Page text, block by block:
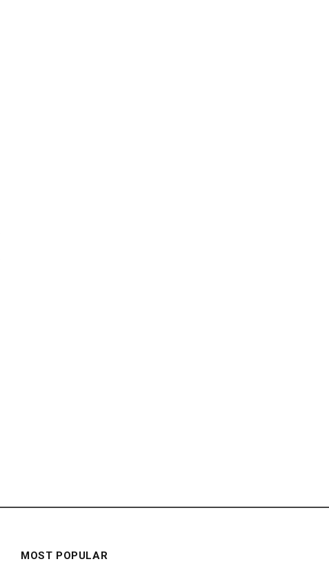
MOST POPULAR